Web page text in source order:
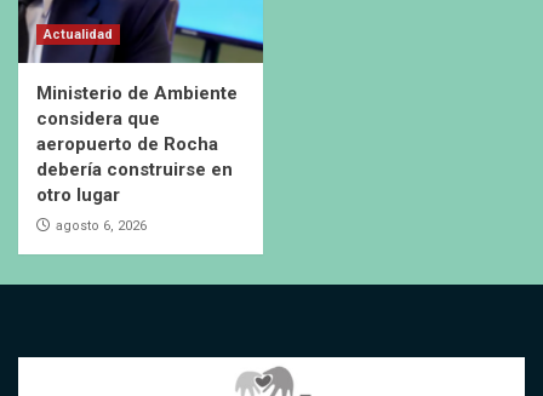
Actualidad
Ministerio de Ambiente
considera que
aeropuerto de Rocha
debería construirse en
otro lugar
agosto 6, 2026